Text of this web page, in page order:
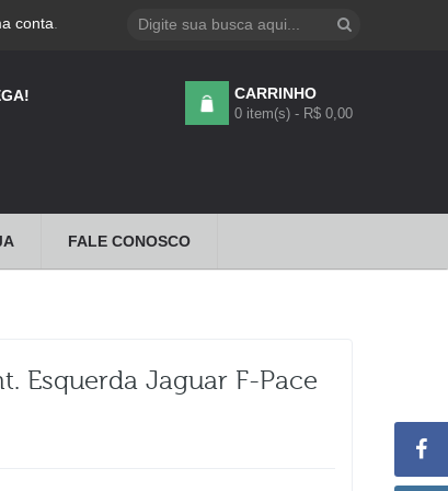
conta
CARRINHO
0 item(s) - R$ 0,00
FALE CONOSCO
Esquerda Jaguar F-Pace